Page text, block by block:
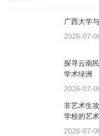
广西大学
2026-07-
探寻云南
学术绿洲
2026-07-
非艺术生
学校的艺
2026-07-